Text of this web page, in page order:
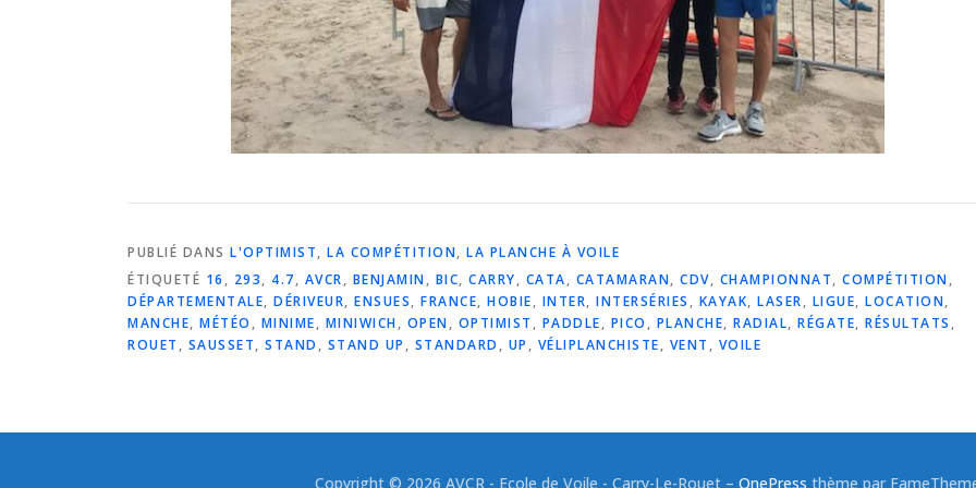
PUBLIÉ DANS L'OPTIMIST, LA COMPÉTITION, LA PLANCHE À VOILE
ÉTIQUETÉ 16 , 293, 4.7, AVCR, BENJAMIN, BIC, CARRY, CATA, CATAMARAN, CDV, CHAMPIONNAT, COMPÉTITION,
DÉPARTEMENTALE, DÉRIVEUR, ENSUES, FRANCE, HOBIE, INTER, INTERSÉRIES , KAYAK, LASER, LIGUE, LOCATION,
MANCHE, MÉTÉO , MINIME, MINIWICH, OPEN, OPTIMIST , PADDLE, PICO , PLANCHE, RADIAL, RÉGATE, RÉSULTATS ,
ROUET , SAUSSET, STAND , STAND UP , STANDARD , UP , VÉLIPLANCHISTE, VENT , VOILE
Copyright © 2026 AVCR - Ecole de Voile - Carry-Le-Rouet – OnePress thème par